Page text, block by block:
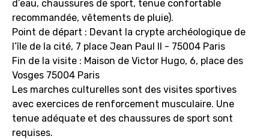
d’eau, chaussures de sport, tenue confortable
recommandée, vêtements de pluie).
Point de départ : Devant la crypte archéologique de
l’île de la cité, 7 place Jean Paul II - 75004 Paris
Fin de la visite : Maison de Victor Hugo, 6, place des
Vosges 75004 Paris
Les marches culturelles sont des visites sportives
avec exercices de renforcement musculaire. Une
tenue adéquate et des chaussures de sport sont
requises.